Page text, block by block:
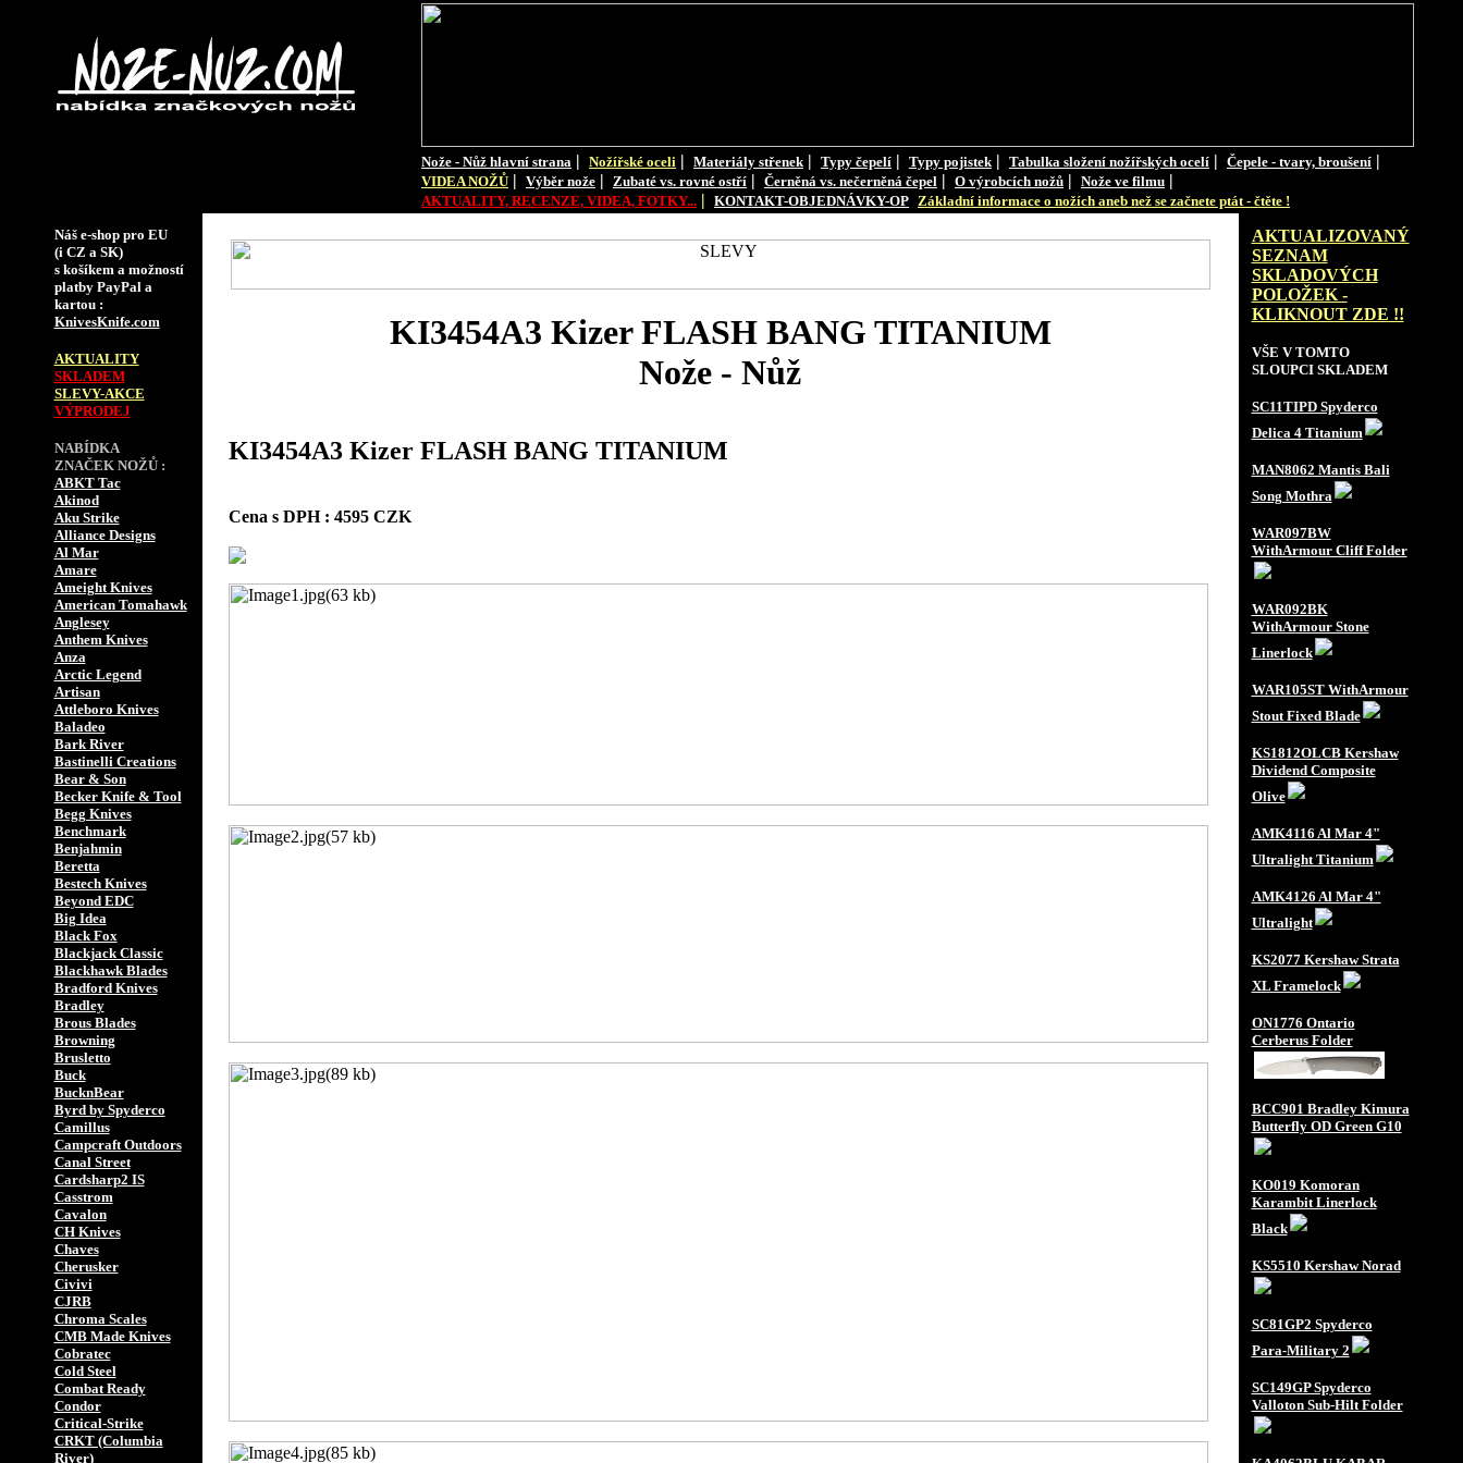
Nože - Nůž hlavní strana | Nožířské oceli | Materiály střenek | Typy čepelí | Typy pojistek | Tabulka složení nožířských ocelí | Čepele - tvary, broušení |
VIDEA NOŽŮ | Výběr nože | Zubaté vs. rovné ostří | Černěná vs. nečerněná čepel | O výrobcích nožů | Nože ve filmu |
AKTUALITY, RECENZE, VIDEA, FOTKY... | KONTAKT-OBJEDNÁVKY-OP Základní informace o nožích aneb než se začnete ptát - čtěte !
Náš e-shop pro EU
(i CZ a SK)
s košíkem a možností
platby PayPal a
kartou :
KnivesKnife.com
AKTUALITY
SKLADEM
SLEVY-AKCE
VÝPRODEJ
NABÍDKA
ZNAČEK NOŽŮ :
ABKT Tac
Akinod
Aku Strike
Alliance Designs
Al Mar
Amare
Ameight Knives
American Tomahawk
Anglesey
Anthem Knives
Anza
Arctic Legend
Artisan
Attleboro Knives
Baladeo
Bark River
Bastinelli Creations
Bear & Son
Becker Knife & Tool
Begg Knives
Benchmark
Benjahmin
Beretta
Bestech Knives
Beyond EDC
Big Idea
Black Fox
Blackjack Classic
Blackhawk Blades
Bradford Knives
Bradley
Brous Blades
Browning
Brusletto
Buck
BucknBear
Byrd by Spyderco
Camillus
Campcraft Outdoors
Canal Street
Cardsharp2 IS
Casstrom
Cavalon
CH Knives
Chaves
Cherusker
Civivi
CJRB
Chroma Scales
CMB Made Knives
Cobratec
Cold Steel
Combat Ready
Condor
Critical-Strike
CRKT (Columbia
River)
KI3454A3 Kizer FLASH BANG TITANIUM
Nože - Nůž
KI3454A3 Kizer FLASH BANG TITANIUM
Cena s DPH : 4595 CZK
AKTUALIZOVANÝ
SEZNAM
SKLADOVÝCH
POLOŽEK -
KLIKNOUT ZDE !!
VŠE V TOMTO
SLOUPCI SKLADEM
SC11TIPD Spyderco
Delica 4 Titanium
MAN8062 Mantis Bali
Song Mothra
WAR097BW
WithArmour Cliff Folder
WAR092BK
WithArmour Stone
Linerlock
WAR105ST WithArmour
Stout Fixed Blade
KS1812OLCB Kershaw
Dividend Composite
Olive
AMK4116 Al Mar 4"
Ultralight Titanium
AMK4126 Al Mar 4"
Ultralight
KS2077 Kershaw Strata
XL Framelock
ON1776 Ontario
Cerberus Folder
BCC901 Bradley Kimura
Butterfly OD Green G10
KO019 Komoran
Karambit Linerlock
Black
KS5510 Kershaw Norad
SC81GP2 Spyderco
Para-Military 2
SC149GP Spyderco
Valloton Sub-Hilt Folder